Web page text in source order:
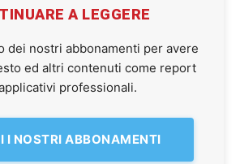
A LEGGERE
dei nostri abbonamenti per avere
ed altri contenuti come report
professionali.
I NOSTRI ABBONAMENTI